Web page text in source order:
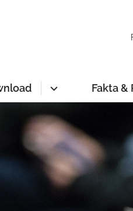
Fakta &